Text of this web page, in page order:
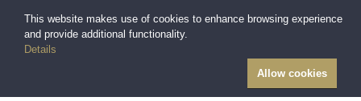
This website makes use of cookies to enhance browsing experience
and provide additional functionality.
Details
Allow cookies